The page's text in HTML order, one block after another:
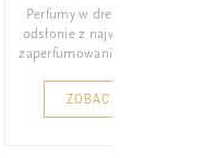
Perfumy w drewnianej
odsłonie z najwyższym
zaperfumowaniem 26%.
ZOBACZ